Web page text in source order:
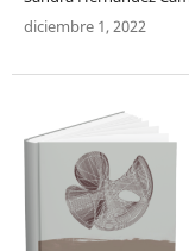
diciembre 1, 2022